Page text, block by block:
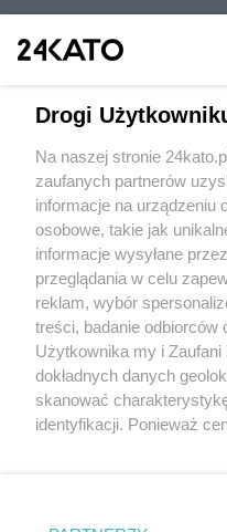
Wydawca mediów
Nie zapomnij
zapoznać się z:
polityką prywatności
Twojemiasto
Piekary Śląskie
Chorzów
Tarnowskie Góry
Drogi
Na naszej stronie
zaufanych partnerów
informacje na urządzeniu
osobowe, takie jak
informacje wysyłane
przeglądania w celu
reklam, wybór
treści, badanie odbiorców
Użytkownika my i
dokładnych danych
skanować
identyfikacji. Ponieważ
prywatności znajdujący